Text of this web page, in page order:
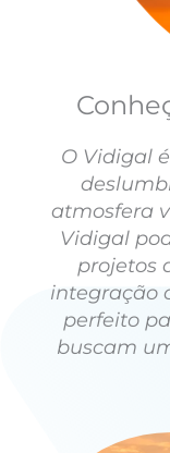
O Vidigal
atmosfera
Vidigal
projetos
integração
perfeito
buscam